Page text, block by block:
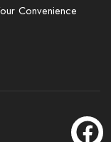
Convenience